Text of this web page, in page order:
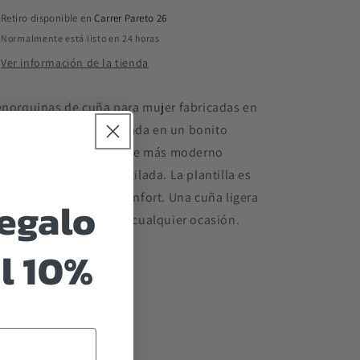
Retiro disponible enCarrer Pareto 26
Normalmente está listo en 24 horas
Ver información de la tienda
de cuña para mujer fabricadas en
La pala está troquelada en un bonito
para darle un toque más moderno
de estar más ventilada. La plantilla es
para un máximo confort. Una cuña ligera
cómoda ideal para cualquier ocasión.
Share
10%